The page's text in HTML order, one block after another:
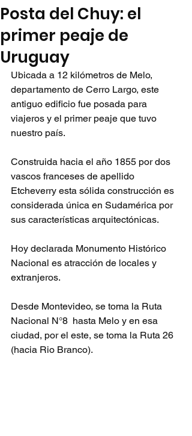
Posta del Chuy: el
primer peaje de
Uruguay
Ubicada a 12 kilómetros de Melo,
departamento de Cerro Largo, este
antiguo edificio fue posada para
viajeros y el primer peaje que tuvo
nuestro país.
Construida hacia el año 1855 por dos
vascos franceses de apellido
Etcheverry esta sólida construcción es
considerada única en Sudamérica por
sus características arquitectónicas.
Hoy declarada Monumento Histórico
Nacional es atracción de locales y
extranjeros.
Desde Montevideo, se toma la Ruta
Nacional N°8  hasta Melo y en esa
ciudad, por el este, se toma la Ruta 26
(hacia Rio Branco).